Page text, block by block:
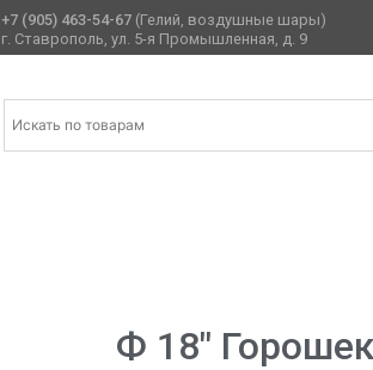
+7 (905) 463-54-67 (Гелий, воздушные шары)
г. Ставрополь, ул. 5-я Промышленная, д. 9 ​
Ф 18″